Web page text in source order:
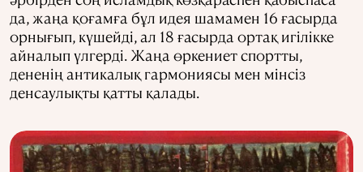
да, жаңа қоғамға бұл идея шамамен 16 ғасырда
орнығып, күшейді, ал 18 ғасырда ортақ игілікке
айналып үлгерді. Жаңа өркениет спортты,
дененің антикалық гармониясы мен мінсіз
денсаулықты қатты қалады.